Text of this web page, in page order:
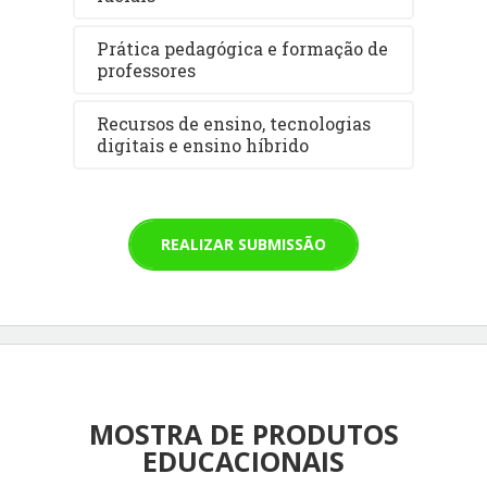
Prática pedagógica e formação de
professores
Recursos de ensino, tecnologias
digitais e ensino híbrido
REALIZAR SUBMISSÃO
MOSTRA DE PRODUTOS
EDUCACIONAIS